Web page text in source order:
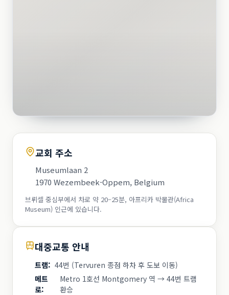
교회 주소
Museumlaan 2
1970 Wezembeek-Oppem, Belgium
브뤼셀 중심부에서 차로 약 20–25분, 아프리카 박물관(Africa
Museum) 인근에 있습니다.
대중교통 안내
트램: 44번 (Tervuren 종점 하차 후 도보 이동)
메트
로:
Metro 1호선 Montgomery 역 → 44번 트램
환승